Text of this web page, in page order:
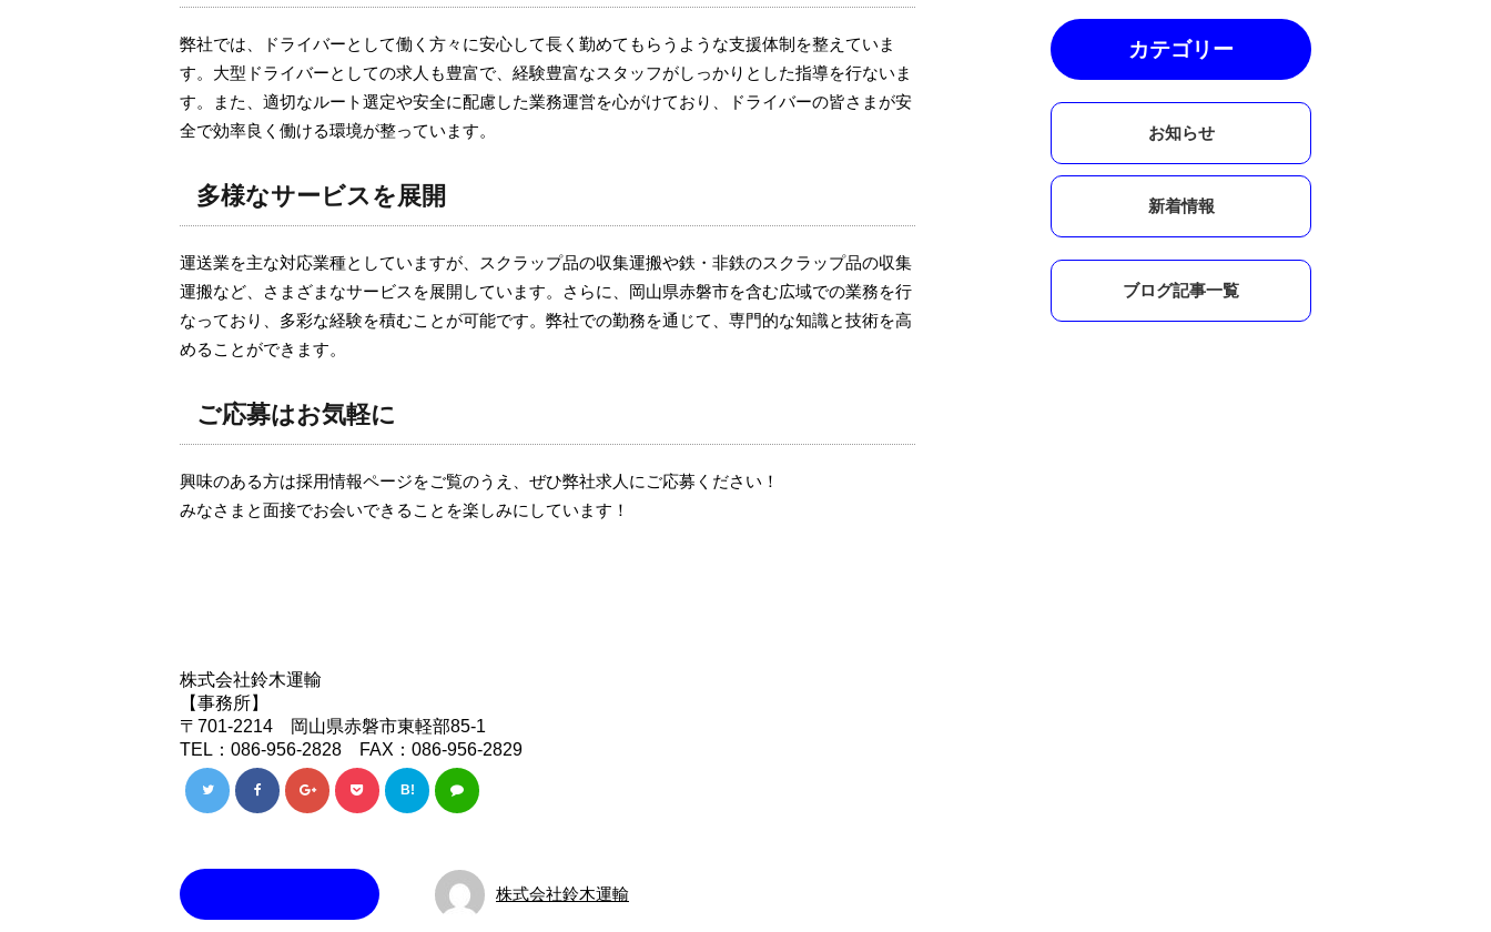
弊社では、ドライバーとして働く方々に安心して長く勤めてもらうような支援体制を整えていま
す。大型ドライバーとしての求人も豊富で、経験豊富なスタッフがしっかりとした指導を行ないま
す。また、適切なルート選定や安全に配慮した業務運営を心がけており、ドライバーの皆さまが安
全で効率良く働ける環境が整っています。
多様なサービスを展開
運送業を主な対応業種としていますが、スクラップ品の収集運搬や鉄・非鉄のスクラップ品の収集
運搬など、さまざまなサービスを展開しています。さらに、岡山県赤磐市を含む広域での業務を行
なっており、多彩な経験を積むことが可能です。弊社での勤務を通じて、専門的な知識と技術を高
めることができます。
ご応募はお気軽に
興味のある方は採用情報ページをご覧のうえ、ぜひ弊社求人にご応募ください！
みなさまと面接でお会いできることを楽しみにしています！
株式会社鈴木運輸
【事務所】
〒701-2214 岡山県赤磐市東軽部85-1
TEL：086-956-2828 FAX：086-956-2829
B!
株式会社鈴木運輸
カテゴリー
お知らせ
新着情報
ブログ記事一覧